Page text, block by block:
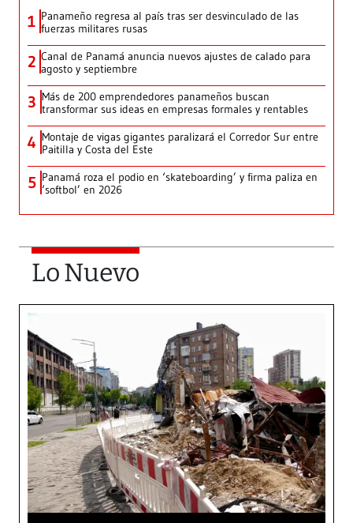
1 Panameño regresa al país tras ser desvinculado de las
fuerzas militares rusas
2 Canal de Panamá anuncia nuevos ajustes de calado para
agosto y septiembre
3 Más de 200 emprendedores panameños buscan
transformar sus ideas en empresas formales y rentables
4 Montaje de vigas gigantes paralizará el Corredor Sur entre
Paitilla y Costa del Este
5 Panamá roza el podio en ‘skateboarding’ y firma paliza en
‘softbol’ en 2026
Lo Nuevo